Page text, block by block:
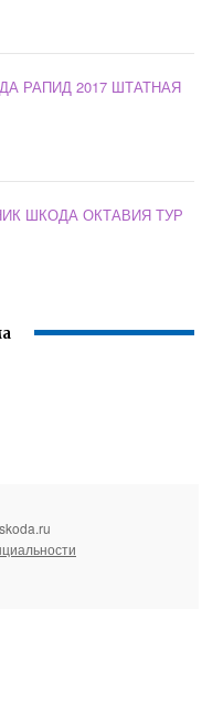
РАПИД 2017 ШТАТНАЯ
ШКОДА ОКТАВИЯ ТУР